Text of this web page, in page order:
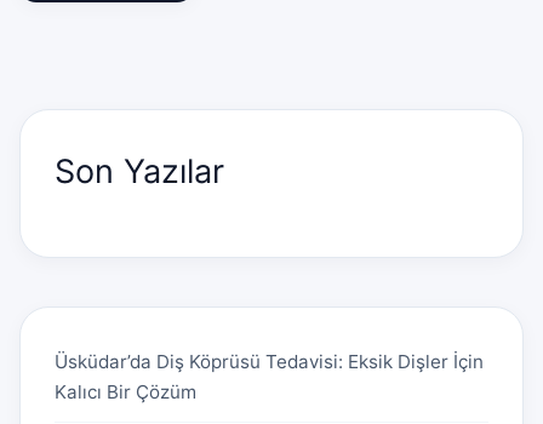
Son Yazılar
Üsküdar’da Diş Köprüsü Tedavisi: Eksik Dişler İçin
Kalıcı Bir Çözüm